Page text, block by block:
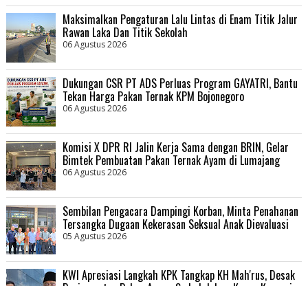
Maksimalkan Pengaturan Lalu Lintas di Enam Titik Jalur
Rawan Laka Dan Titik Sekolah
06 Agustus 2026
Dukungan CSR PT ADS Perluas Program GAYATRI, Bantu
Tekan Harga Pakan Ternak KPM Bojonegoro
06 Agustus 2026
Komisi X DPR RI Jalin Kerja Sama dengan BRIN, Gelar
Bimtek Pembuatan Pakan Ternak Ayam di Lumajang
06 Agustus 2026
Sembilan Pengacara Dampingi Korban, Minta Penahanan
Tersangka Dugaan Kekerasan Seksual Anak Dievaluasi
05 Agustus 2026
KWI Apresiasi Langkah KPK Tangkap KH Mah'rus, Desak